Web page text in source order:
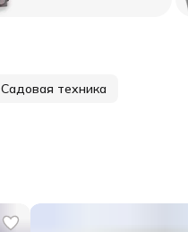
Садовая техника